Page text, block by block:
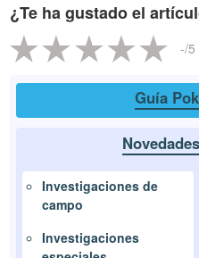
¿Te ha gustado el
-/5
Guía
Investigaciones de
campo
Investigaciones